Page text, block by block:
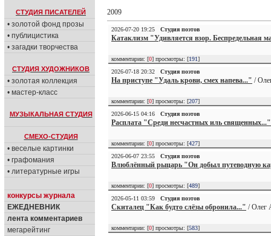
СТУДИЯ ПИСАТЕЛЕЙ
• золотой фонд прозы
• публицистика
• загадки творчества
СТУДИЯ ХУДОЖНИКОВ
• золотая коллекция
• мастер-класс
МУЗЫКАЛЬНАЯ СТУДИЯ
СМЕХО-СТУДИЯ
• веселые картинки
• графомания
• литературные игры
конкурсы журнала
ЕЖЕДНЕВНИК
лента комментариев
мегарейтинг
2009
2026-07-20 19:25 Студия поэтов
Катаклизм "Удивляется взор. Беспредельная
комментарии: [0] просмотры: [191]
2026-07-18 20:32
Студия поэтов
На приступе "Удаль крови, смех напева..." /
комментарии: [0] просмотры: [207]
2026-06-15 04:16
Студия поэтов
Расплата "Среди несчастных иль священных..."
комментарии: [0] просмотры: [427]
2026-06-07 23:55
Студия поэтов
Влюблённый рыцарь "Он добыл путеводную
комментарии: [0] просмотры: [489]
2026-05-11 03:59
Студия поэтов
Скиталец "Как будто слёзы обронила..." / Олег
комментарии: [0] просмотры: [583]